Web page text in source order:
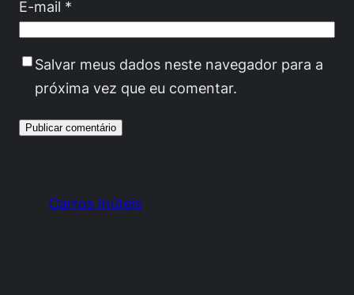
E-mail *
Salvar meus dados neste navegador para a
próxima vez que eu comentar.
Carros Inúteis